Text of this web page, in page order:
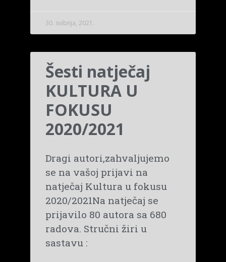
30. svibnja, 2021.
Šesti natječaj
KULTURA U
FOKUSU
2020/2021
Dragi autori,zahvaljujemo
se na vašoj prijavi na
natječaj Kultura u fokusu
2020/2021Na natječaj se
prijavilo 80 autora sa 680
radova. Stručni žiri u
sastavu :